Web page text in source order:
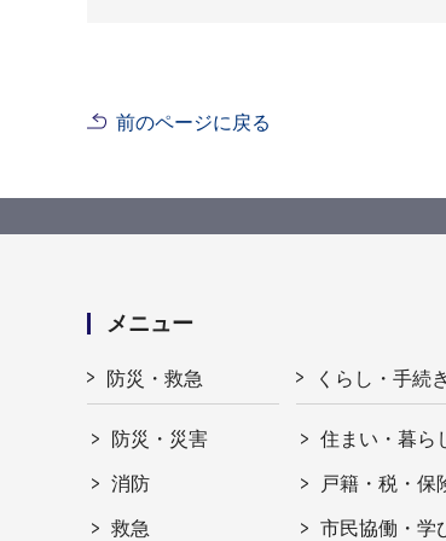
前のページに戻る
メニュー
防災・救急
防災・災害
消防
救急
くらし・手続き
住まい・暮ら
戸籍・税・保
市民協働・学